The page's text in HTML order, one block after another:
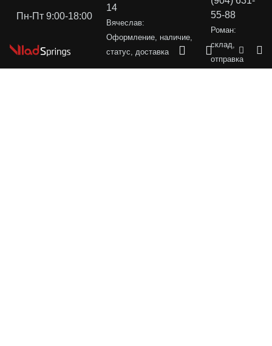
Пн-Пт 9:00-18:00
14
Вячеслав:
Оформление, наличие,
статус, доставка
55-88
Роман:
склад,
отправка